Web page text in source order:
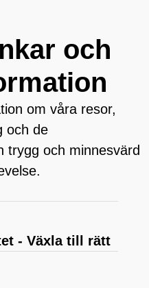
och
om våra resor,
och de
trygg och minnesvärd
- Växla till rätt